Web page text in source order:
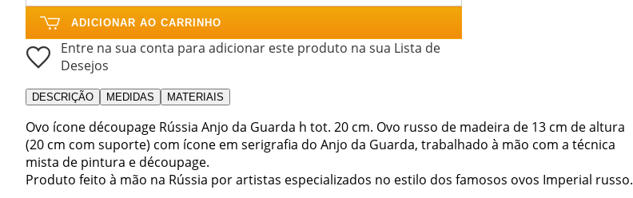
ADICIONAR AO CARRINHO
Entre na sua conta para adicionar este produto na sua Lista de
Desejos
DESCRIÇÃO MEDIDAS MATERIAIS
Ovo ícone découpage Rússia Anjo da Guarda h tot. 20 cm. Ovo russo de madeira de 13 cm de altura
(20 cm com suporte) com ícone em serigrafia do Anjo da Guarda, trabalhado à mão com a técnica
mista de pintura e découpage.
Produto feito à mão na Rússia por artistas especializados no estilo dos famosos ovos Imperial russo.